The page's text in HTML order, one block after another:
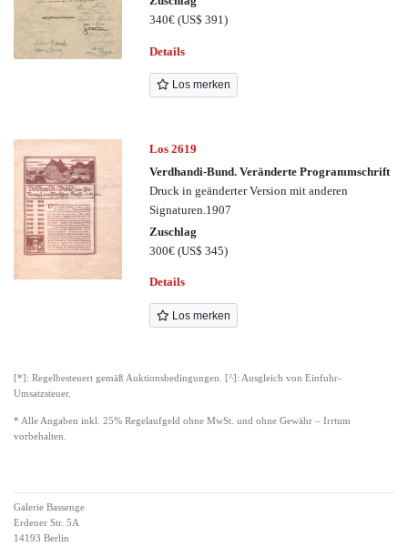
340€(US$ 391)
Details
Los merken
Los 2619
Verdhandi-Bund. Veränderte Programmschrift
Druck in geänderter Version mit anderen
Signaturen.1907
Zuschlag
300€(US$ 345)
Details
Los merken
[*]: Regelbesteuert gemäß Auktionsbedingungen. [^]: Ausgleich von Einfuhr-
Umsatzsteuer.
* Alle Angaben inkl. 25% Regelaufgeld ohne MwSt. und ohne Gewähr – Irrtum
vorbehalten.
Galerie Bassenge
Erdener Str. 5A
14193 Berlin